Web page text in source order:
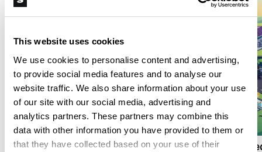
This website uses cookies
We use cookies to personalise content and advertising,
to provide social media features and to analyse our
website traffic. We also share information about your use
of our site with our social media, advertising and
analytics partners. These partners may combine this
data with other information you have provided to them or
that they have collected based on your use of their
L
Cannabis und die
sozialen Medien
L
Vier US-